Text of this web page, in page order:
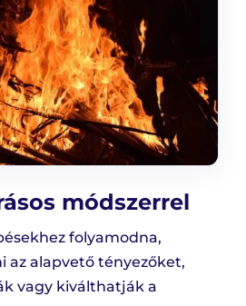
módszerrel
folyamodna,
az alapvető tényezőket,
vagy kiválthatják a